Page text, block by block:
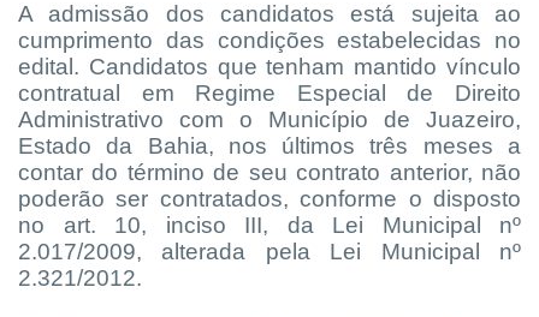
A admissão dos candidatos está sujeita ao
cumprimento das condições estabelecidas no
edital. Candidatos que tenham mantido vínculo
contratual em Regime Especial de Direito
Administrativo com o Município de Juazeiro,
Estado da Bahia, nos últimos três meses a
contar do término de seu contrato anterior, não
poderão ser contratados, conforme o disposto
no art. 10, inciso III, da Lei Municipal nº
2.017/2009, alterada pela Lei Municipal nº
2.321/2012.